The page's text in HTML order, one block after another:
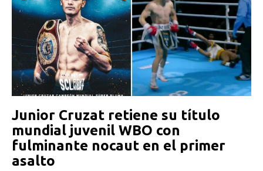
Junior Cruzat retiene su título
mundial juvenil WBO con
fulminante nocaut en el primer
asalto